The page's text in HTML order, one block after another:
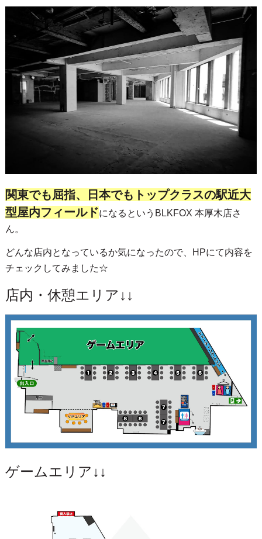
関東でも屈指、日本でもトップクラスの駅近大
型屋内フィールドになるというBLKFOX 本厚木店さ
ん。
どんな店内となっているか気になったので、HPにて内容を
チェックしてみました☆
店内・休憩エリア↓↓
ゲームエリア↓↓